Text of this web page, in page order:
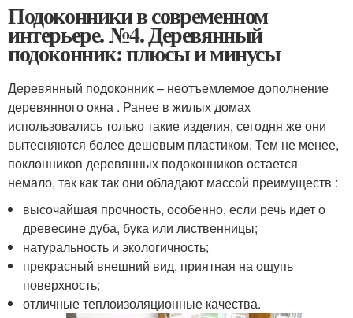
Подоконники в современном
интерьере. №4. Деревянный
подоконник: плюсы и минусы
Деревянный подоконник – неотъемлемое дополнение
деревянного окна . Ранее в жилых домах
использовались только такие изделия, сегодня же они
вытесняются более дешевым пластиком. Тем не менее,
поклонников деревянных подоконников остается
немало, так как так они обладают массой преимуществ :
высочайшая прочность, особенно, если речь идет о
древесине дуба, бука или лиственницы;
натуральность и экологичность;
прекрасный внешний вид, приятная на ощупь
поверхность;
отличные теплоизоляционные качества.